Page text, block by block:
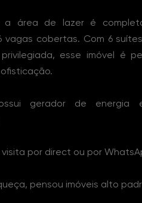
a área de lazer é
vagas cobertas. Com 6
esse imóvel é
gerador de energia
por direct ou por
pensou imóveis alto